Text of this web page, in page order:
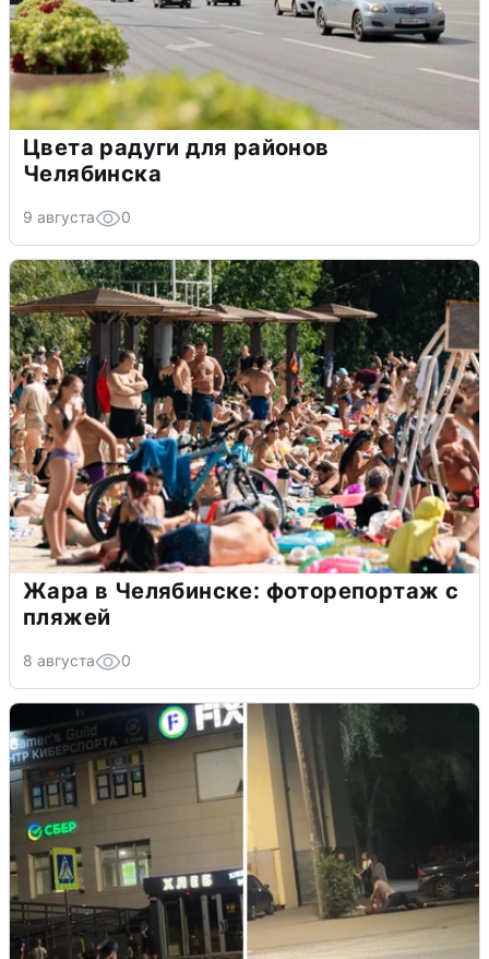
Цвета радуги для районов
Челябинска
9 августа 0
Жара в Челябинске: фоторепортаж с
пляжей
8 августа 0